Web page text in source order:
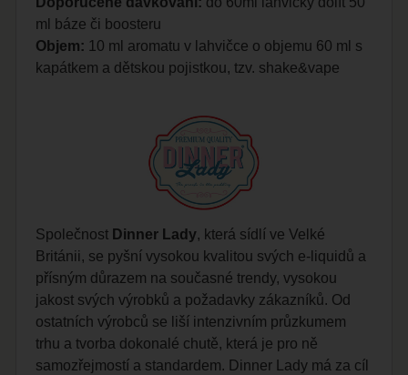
ml báze či boosteru
Objem: 10 ml aromatu v lahvičce o objemu 60 ml s
kapátkem a dětskou pojistkou, tzv. shake&vape
Společnost Dinner Lady, která sídlí ve Velké
Británii, se pyšní vysokou kvalitou svých e-liquidů a
přísným důrazem na současné trendy, vysokou
jakost svých výrobků a požadavky zákazníků. Od
ostatních výrobců se liší intenzivním průzkumem
trhu a tvorba dokonalé chutě, která je pro ně
samozřejmostí a standardem. Dinner Lady má za cíl